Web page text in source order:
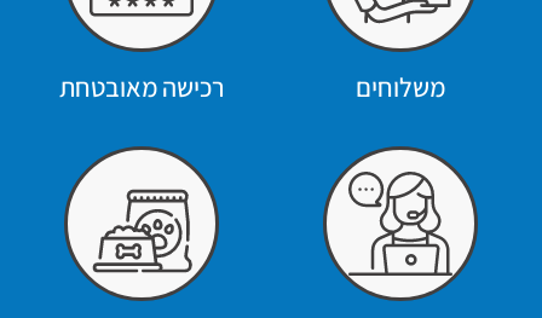
משלוחים רכישה מאובטחת